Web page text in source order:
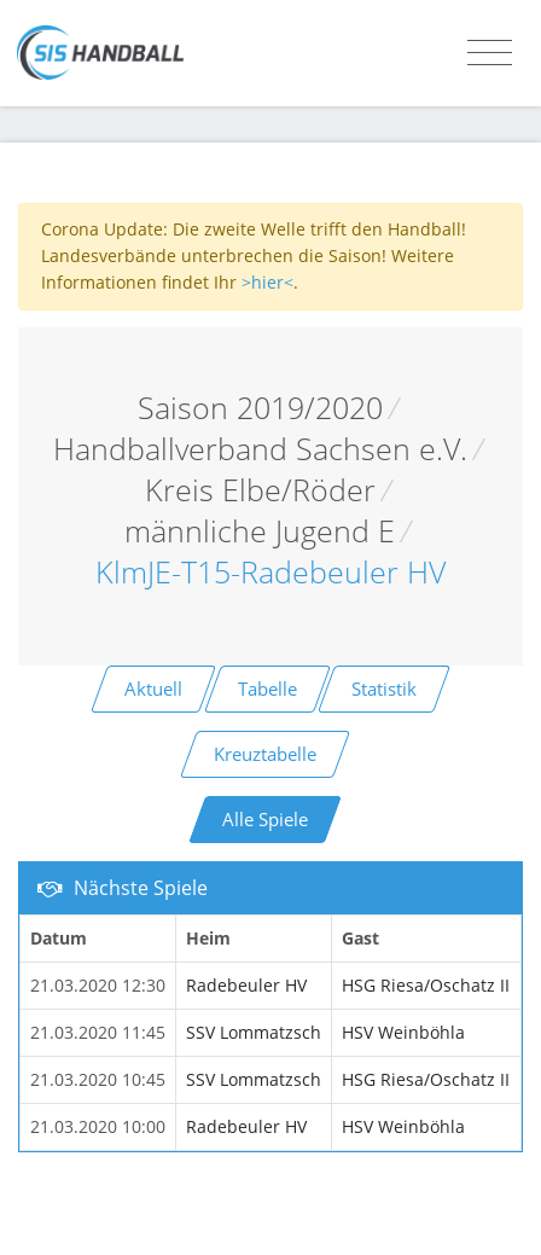
Corona Update: Die zweite Welle trifft den Handball!
Landesverbände unterbrechen die Saison! Weitere
Informationen findet Ihr >hier<.
Saison 2019/2020/
Handballverband Sachsen e.V./
Kreis Elbe/Röder/
männliche Jugend E/
KlmJE-T15-Radebeuler HV
Aktuell Tabelle Statistik
Kreuztabelle
Alle Spiele
Nächste Spiele
Datum Heim Gast
21.03.2020 12:30 Radebeuler HV HSG Riesa/Oschatz II
21.03.2020 11:45 SSV Lommatzsch HSV Weinböhla
21.03.2020 10:45 SSV Lommatzsch HSG Riesa/Oschatz II
21.03.2020 10:00 Radebeuler HV HSV Weinböhla